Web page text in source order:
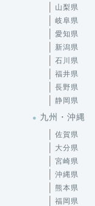
山梨県
岐阜県
愛知県
新潟県
石川県
福井県
長野県
静岡県
九州・沖縄
佐賀県
大分県
宮崎県
沖縄県
熊本県
福岡県